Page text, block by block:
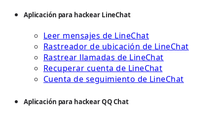
Aplicación para hackear LineChat
Leer mensajes de LineChat
Rastreador de ubicación de LineChat
Rastrear llamadas de LineChat
Recuperar cuenta de LineChat
Cuenta de seguimiento de LineChat
Aplicación para hackear QQ Chat